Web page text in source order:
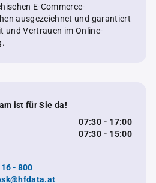
E-Commerce-
ausgezeichnet und garantiert
und Vertrauen im Online-
ist für Sie da!
07:30 - 17:00
07:30 - 15:00
- 800